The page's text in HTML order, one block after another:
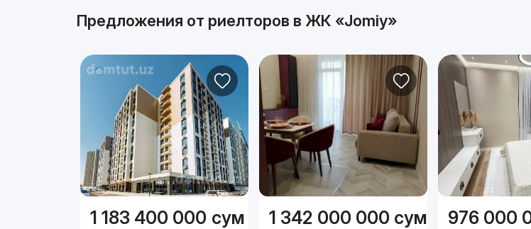
Предложения от риелторов в ЖК «Jomiy»
1 183 400 000 сум 1 342 000 000 сум 976 000